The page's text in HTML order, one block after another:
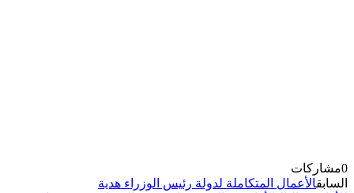
0مشاركات
السابقالأعمال المتكاملة لدولة رئيس الوزراء هدية